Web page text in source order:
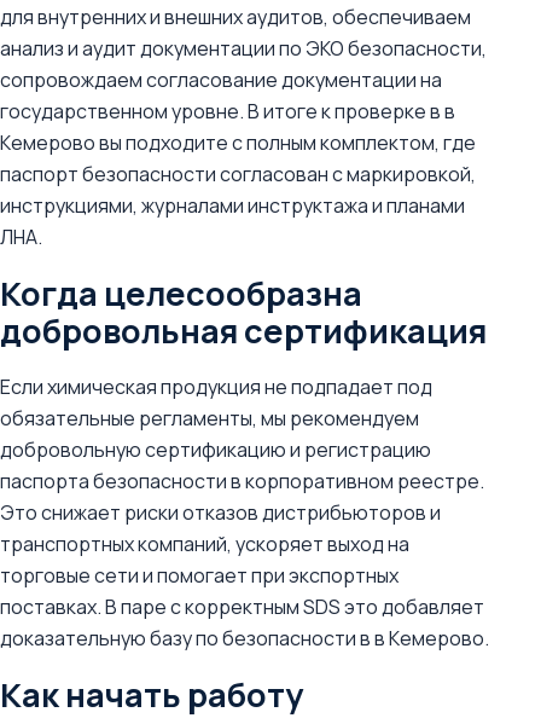
для внутренних и внешних аудитов, обеспечиваем
анализ и аудит документации по ЭКО безопасности,
сопровождаем согласование документации на
государственном уровне. В итоге к проверке в в
Кемерово вы подходите с полным комплектом, где
паспорт безопасности согласован с маркировкой,
инструкциями, журналами инструктажа и планами
ЛНА.
Когда целесообразна
добровольная сертификация
Если химическая продукция не подпадает под
обязательные регламенты, мы рекомендуем
добровольную сертификацию и регистрацию
паспорта безопасности в корпоративном реестре.
Это снижает риски отказов дистрибьюторов и
транспортных компаний, ускоряет выход на
торговые сети и помогает при экспортных
поставках. В паре с корректным SDS это добавляет
доказательную базу по безопасности в в Кемерово.
Как начать работу